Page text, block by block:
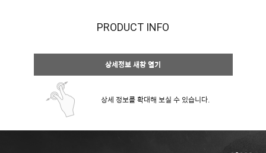
PRODUCT INFO
상세정보 새창 열기
상세 정보를 확대해 보실 수 있습니다.